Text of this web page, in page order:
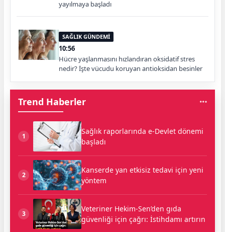
yayılmaya başladı
SAĞLIK GÜNDEMİ
10:56
Hücre yaşlanmasını hızlandıran oksidatif stres
nedir? İşte vücudu koruyan antioksidan besinler
Trend Haberler
1
Sağlık raporlarında e-Devlet dönemi
başladı
2
Kanserde yan etkisiz tedavi için yeni
yöntem
3
Veteriner Hekim-Sen’den gıda
güvenliği için çağrı: İstihdamı artırın